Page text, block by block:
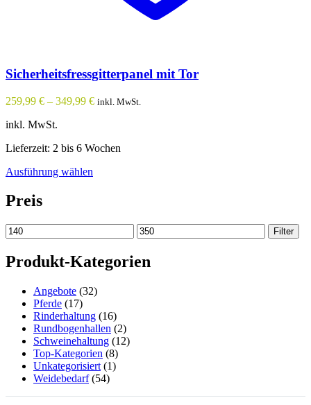
Sicherheitsfressgitterpanel mit Tor
259,99 € – 349,99 € inkl. MwSt.
inkl. MwSt.
Lieferzeit: 2 bis 6 Wochen
Ausführung wählen
Optionen
können
der
gewählt
werden
Preis
Min.
Preis
Max.
Preis
Filter
Produkt-Kategorien
Angebote (32)
Pferde (17)
Rinderhaltung (16)
Rundbogenhallen (2)
Schweinehaltung (12)
Top-Kategorien (8)
Unkategorisiert (1)
Weidebedarf (54)